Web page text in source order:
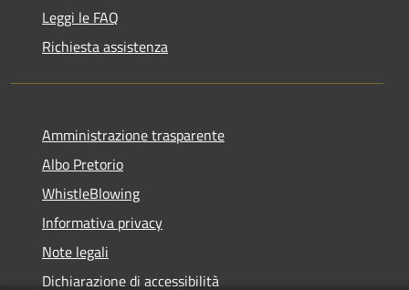
Leggi le FAQ
Richiesta assistenza
Amministrazione trasparente
Albo Pretorio
WhistleBlowing
Informativa privacy
Note legali
Dichiarazione di accessibilità